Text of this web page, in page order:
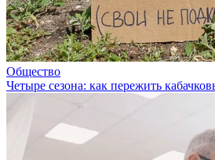
Общество
Четыре сезона: как пережить